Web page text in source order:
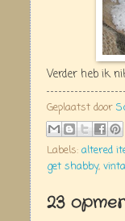
Verder heb ik
Geplaatst door
Labels: altered
get shabby,
23